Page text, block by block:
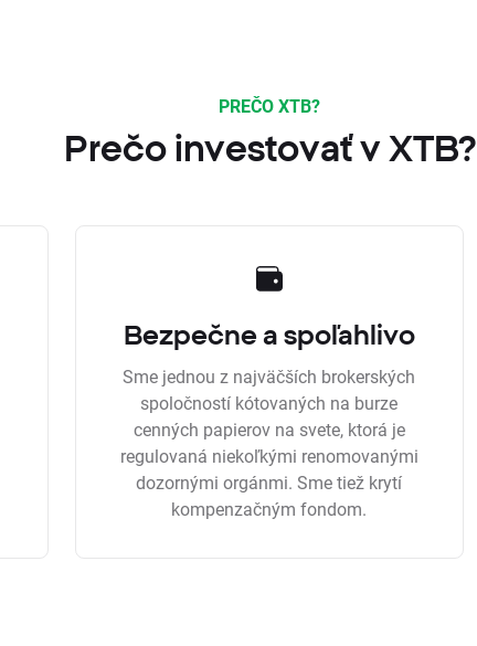
PREČO XTB?
Prečo investovať v XTB?
Bezpečne a spoľahlivo
Sme jednou z najväčších brokerských
spoločností kótovaných na burze
cenných papierov na svete, ktorá je
regulovaná niekoľkými renomovanými
dozornými orgánmi. Sme tiež krytí
kompenzačným fondom.